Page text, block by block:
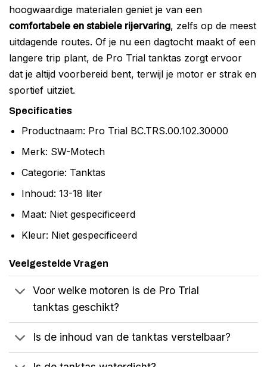
hoogwaardige materialen geniet je van een
comfortabele en stabiele rijervaring, zelfs op de meest
uitdagende routes. Of je nu een dagtocht maakt of een
langere trip plant, de Pro Trial tanktas zorgt ervoor
dat je altijd voorbereid bent, terwijl je motor er strak en
sportief uitziet.
Specificaties
Productnaam: Pro Trial BC.TRS.00.102.30000
Merk: SW-Motech
Categorie: Tanktas
Inhoud: 13-18 liter
Maat: Niet gespecificeerd
Kleur: Niet gespecificeerd
Veelgestelde Vragen
Voor welke motoren is de Pro Trial
tanktas geschikt?
Is de inhoud van de tanktas verstelbaar?